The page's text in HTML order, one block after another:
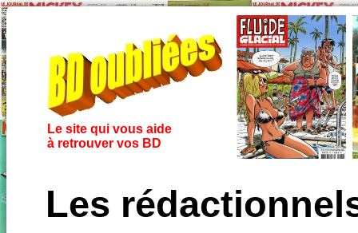
Le site qui vous aide
à retrouver vos BD
Les